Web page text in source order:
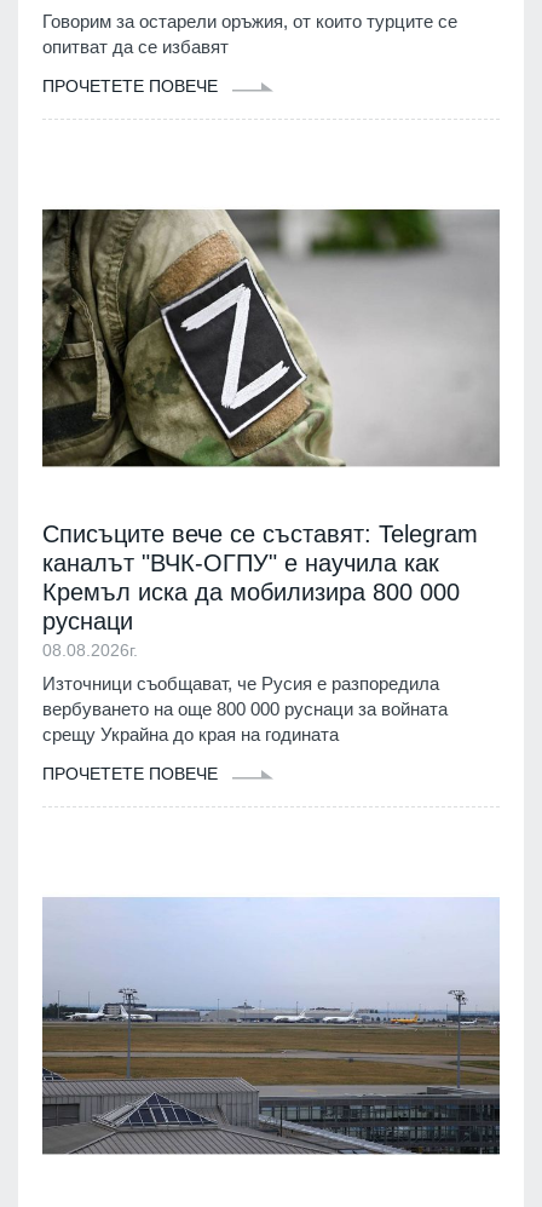
Говорим за остарели оръжия, от които турците се
опитват да се избавят
ПРОЧЕТЕТЕ ПОВЕЧЕ
Списъците вече се съставят: Telegram
каналът "ВЧК-ОГПУ" е научила как
Кремъл иска да мобилизира 800 000
руснаци
08.08.2026г.
Източници съобщават, че Русия е разпоредила
вербуването на още 800 000 руснаци за войната
срещу Украйна до края на годината
ПРОЧЕТЕТЕ ПОВЕЧЕ